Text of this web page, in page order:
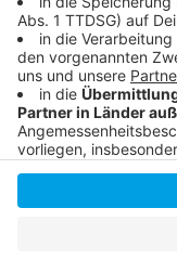
Anzeige